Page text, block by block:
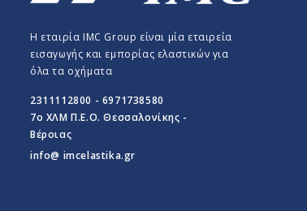
Η εταιρία IMC Group είναι μία εταιρεία
εισαγωγής και εμπορίας ελαστικών για
όλα τα οχήματα
2311112800 - 6971738580
7o ΧΛΜ Π.E.O. Θεσσαλονίκης -
Βέροιας
info@ imcelastika.gr